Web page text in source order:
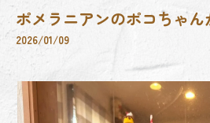
ポメラニアンのポコちゃ
2026/01/09